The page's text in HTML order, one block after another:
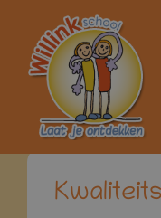
Home Onderwijs